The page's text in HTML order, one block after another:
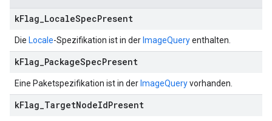
kFlag LocaleSpecPresent
Die Locale-Spezifikation ist in der ImageQueryenthalten.
kFlag PackageSpecPresent
Eine Paketspezifikation ist in der ImageQueryvorhanden.
kFlag TargetNodeIdPresent